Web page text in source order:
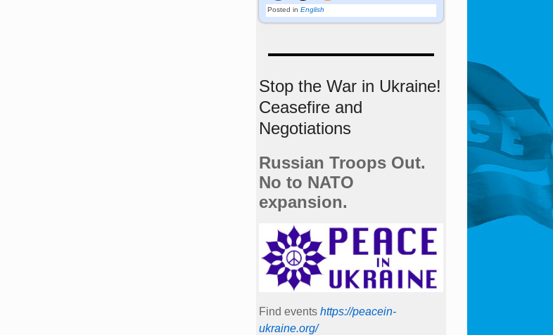
Posted in English
Stop the War in Ukraine!
Ceasefire and
Negotiations
Russian Troops Out.
No to NATO
expansion.
Find events https://peace­in­
ukraine.org/